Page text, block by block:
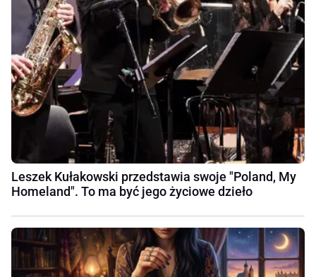
Leszek Kułakowski przedstawia swoje "Poland, My
Homeland". To ma być jego życiowe dzieło